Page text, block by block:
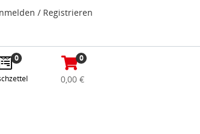
/ Registrieren
0
0
0,00 €